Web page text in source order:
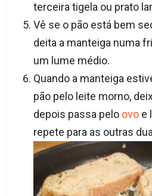
terceira tigela ou prato
Vê se o pão está bem
deita a manteiga numa
um lume médio.
Quando a manteiga
pão pelo leite morno,
depois passa pelo ovoe
repete para as outras